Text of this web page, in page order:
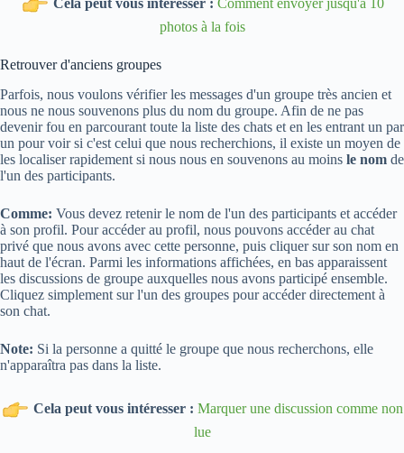
Cela peut vous intéresser : Comment envoyer jusqu'à 10
photos à la fois
Retrouver d'anciens groupes
Parfois, nous voulons vérifier les messages d'un groupe très ancien et
nous ne nous souvenons plus du nom du groupe. Afin de ne pas
devenir fou en parcourant toute la liste des chats et en les entrant un par
un pour voir si c'est celui que nous recherchions, il existe un moyen de
les localiser rapidement si nous nous en souvenons au moins le nom de
l'un des participants.
Comme: Vous devez retenir le nom de l'un des participants et accéder
à son profil. Pour accéder au profil, nous pouvons accéder au chat
privé que nous avons avec cette personne, puis cliquer sur son nom en
haut de l'écran. Parmi les informations affichées, en bas apparaissent
les discussions de groupe auxquelles nous avons participé ensemble.
Cliquez simplement sur l'un des groupes pour accéder directement à
son chat.
Note: Si la personne a quitté le groupe que nous recherchons, elle
n'apparaîtra pas dans la liste.
Cela peut vous intéresser : Marquer une discussion comme non
lue